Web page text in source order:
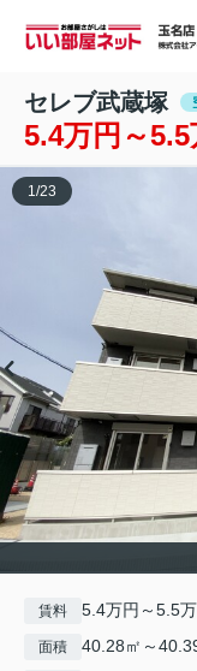
セレブ武蔵塚
5.4万円～5.5
1 /23
賃料 5.4万円～5.5
面積 40.28㎡～